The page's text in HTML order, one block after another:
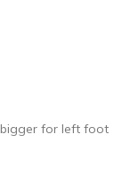
for left foot